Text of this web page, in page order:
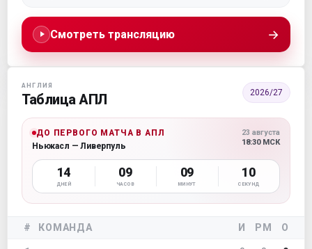
Смотреть трансляцию →
АНГЛИЯ
Таблица АПЛ 2026/27
ДО ПЕРВОГО МАТЧА В АПЛ
Ньюкасл — Ливерпуль
23 августа
18:30 МСК
14
ДНЕЙ
09
ЧАСОВ
09
МИНУТ
10
СЕКУНД
# КОМАНДА И РМ О